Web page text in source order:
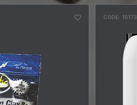
CODE: 10173